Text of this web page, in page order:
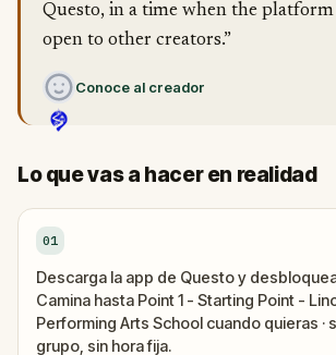
Questo, in a time when the
open to other creators.”
Conoce al creador
Lo que vas a hacer en realidad
01
Descarga la app de Questo y
Camina hasta Point 1 - Starting Point -
Performing Arts School cuando quieras ·
grupo, sin hora fija.